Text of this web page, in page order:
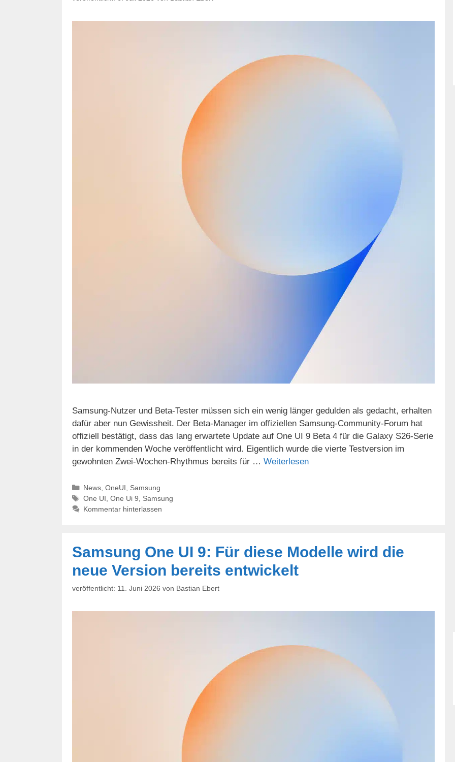
Samsung-Nutzer und Beta-Tester müssen sich ein wenig länger gedulden als gedacht, erhalten
dafür aber nun Gewissheit. Der Beta-Manager im offiziellen Samsung-Community-Forum hat
offiziell bestätigt, dass das lang erwartete Update auf One UI 9 Beta 4 für die Galaxy S26-Serie
in der kommenden Woche veröffentlicht wird. Eigentlich wurde die vierte Testversion im
gewohnten Zwei-Wochen-Rhythmus bereits für … Weiterlesen
Kategorien
News, OneUI
Samsung
Schlagwörter
One UI One Ui 9
Samsung
Kommentar hinterlassen
Samsung One UI 9: Für diese Modelle wird die
neue Version bereits entwickelt
11. Juni 2026 von Bastian Ebert